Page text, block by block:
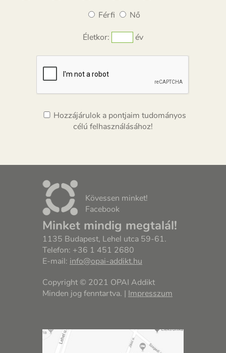
Férfi
Nő
Életkor:
év
Hozzájárulok a pontjaim tudományos
célú felhasználásához!
Kövessen minket!
Facebook
Minket mindig megtalál!
1135 Budapest, Lehel utca 59-61.
Telefon: +36 1 451 2680
E-mail: info@opai-addikt.hu
Copyright © 2021 OPAI Addikt
Minden jog fenntartva. | Impresszum